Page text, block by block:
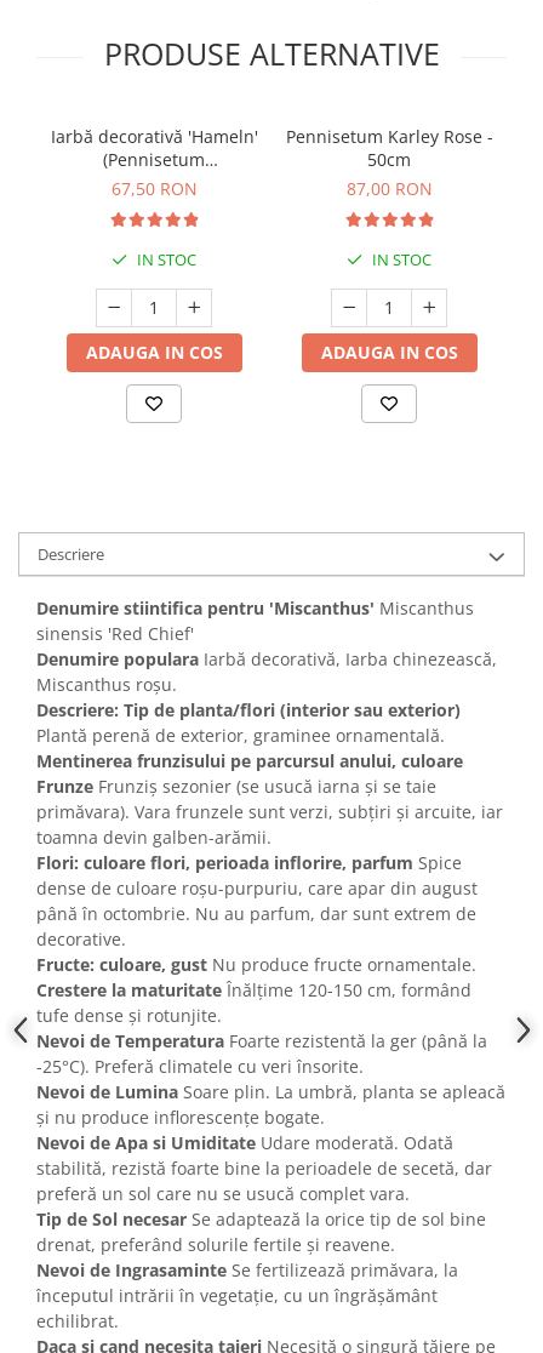
PRODUSE ALTERNATIVE
Iarbă decorativă 'Hameln'
(Pennisetum
alopecuroides) - (P15)
67,50 RON
IN STOC
ADAUGA IN COS
Pennisetum Karley Rose -
50cm
87,00 RON
IN STOC
ADAUGA IN COS
Descriere
Denumire stiintifica pentru 'Miscanthus' Miscanthus
sinensis 'Red Chief'
Denumire populara Iarbă decorativă, Iarba chinezească,
Miscanthus roșu.
Descriere: Tip de planta/flori (interior sau exterior)
Plantă perenă de exterior, graminee ornamentală.
Mentinerea frunzisului pe parcursul anului, culoare
Frunze Frunziș sezonier (se usucă iarna și se taie
primăvara). Vara frunzele sunt verzi, subțiri și arcuite, iar
toamna devin galben-arămii.
Flori: culoare flori, perioada inflorire, parfum Spice
dense de culoare roșu-purpuriu, care apar din august
până în octombrie. Nu au parfum, dar sunt extrem de
decorative.
Fructe: culoare, gust Nu produce fructe ornamentale.
Crestere la maturitate Înălțime 120-150 cm, formând
tufe dense și rotunjite.
Nevoi de Temperatura Foarte rezistentă la ger (până la
-25°C). Preferă climatele cu veri însorite.
Nevoi de Lumina Soare plin. La umbră, planta se apleacă
și nu produce inflorescențe bogate.
Nevoi de Apa si Umiditate Udare moderată. Odată
stabilită, rezistă foarte bine la perioadele de secetă, dar
preferă un sol care nu se usucă complet vara.
Tip de Sol necesar Se adaptează la orice tip de sol bine
drenat, preferând solurile fertile și reavene.
Nevoi de Ingrasaminte Se fertilizează primăvara, la
începutul intrării în vegetație, cu un îngrășământ
echilibrat.
Daca si cand necesita taieri Necesită o singură tăiere pe